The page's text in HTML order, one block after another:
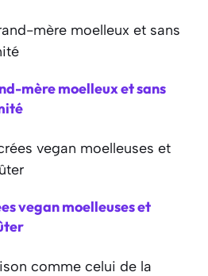
mère moelleux et sans
vegan moelleuses et